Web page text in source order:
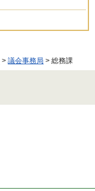
> 議会事務局 > 総務課